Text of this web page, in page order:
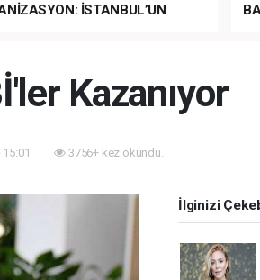
İSTANBUL’UN
Kazanıyor
3756+ kez okundu.
İlginizi